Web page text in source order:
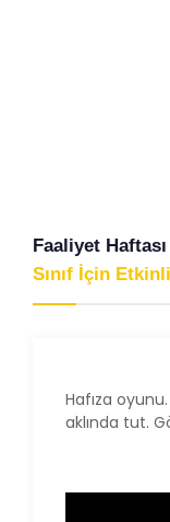
Faaliyet
Sınıf İçin
Hafıza
aklında tut.